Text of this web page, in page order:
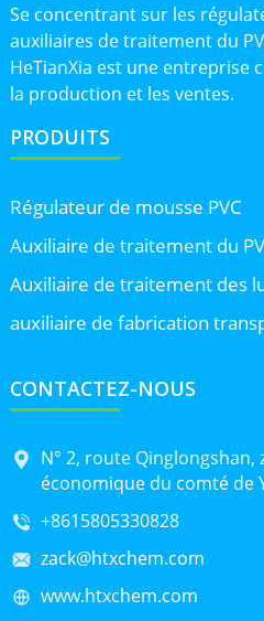
Se concentrant sur les
auxiliaires de traitement du
HeTianXia est une entreprise
la production et les ventes.
PRODUITS
Régulateur de mousse PVC
Auxiliaire de traitement du
Auxiliaire de traitement des
auxiliaire de fabrication
CONTACTEZ-NOUS
N° 2, route
économique du comté de
+8615805330828
zack@htxchem.com
www.htxchem.com